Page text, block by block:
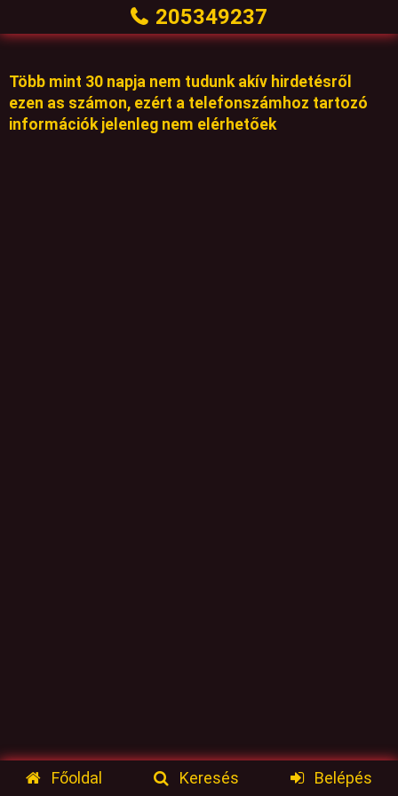
205349237
Főoldal Keresés Belépés
Több mint 30 napja nem tudunk akív hirdetésről
ezen as számon, ezért a telefonszámhoz tartozó
információk jelenleg nem elérhetőek